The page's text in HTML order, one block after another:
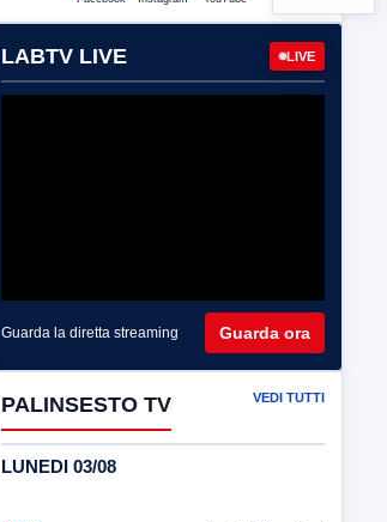
LABTV LIVE LIVE
Guarda la diretta streaming Guarda ora
PALINSESTO TV VEDI TUTTI
LUNEDI 03/08